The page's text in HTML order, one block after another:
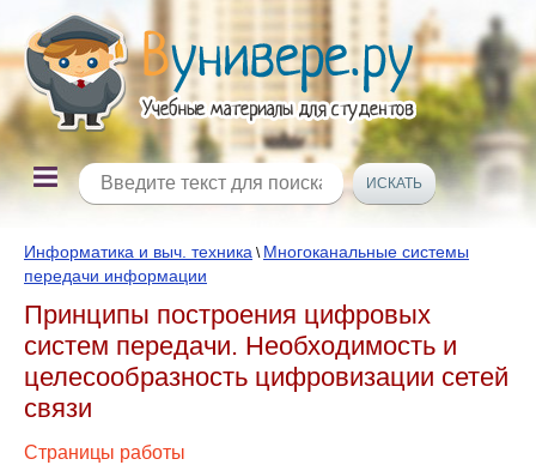
Информатика и выч. техника \ Многоканальные системы
передачи информации
Принципы построения цифровых
систем передачи. Необходимость и
целесообразность цифровизации сетей
связи
Страницы работы